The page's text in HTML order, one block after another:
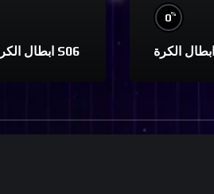
ابطال الكرة مترجم S06
0%